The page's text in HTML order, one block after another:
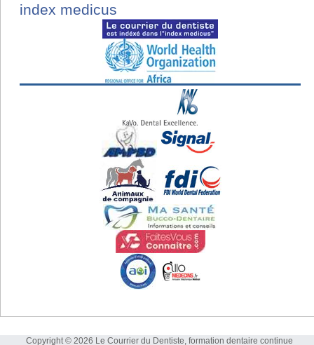
index medicus
Copyright © 2026 Le Courrier du Dentiste, formation dentaire continue